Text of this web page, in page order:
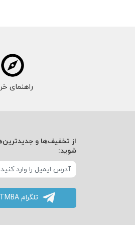
راهنمای
از تخفیف‌ها و
شوید:
تلگرام TMBA